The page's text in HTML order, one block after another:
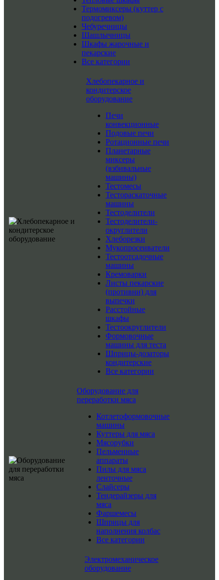
Термомиксеры (куттер с
подогревом)
Чебуречницы
Шашлычницы
Шкафы жарочные и
пекарские
Все категории
Хлебопекарное и
кондитерское
оборудование
Печи
конвекционные
Подовые печи
Ротационные печи
Планетарные
миксеры
(взбивальные
машины)
Тестомесы
Тестораскаточные
машины
Тестоделители
Тестоделители-
округлители
Хлеборезки
Мукопросеиватели
Тестоотсадочные
машины
Кремоварки
Листы пекарские
(противни) для
выпечки
Расстойные
шкафы
Тестоокруглители
Формовочные
машины для теста
Шприцы-дозаторы
кондитерские
Все категории
Оборудование для
переработки мяса
Котлетоформовочные
машины
Куттеры для мяса
Мясорубки
Пельменные
аппараты
Пилы для мяса
ленточные
Слайсеры
Тендерайзеры для
мяса
Фаршемесы
Шприцы для
наполнения колбас
Все категории
Электромеханическое
оборудование